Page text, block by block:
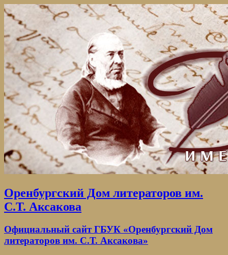
Оренбургский Дом литераторов им.
С.Т. Аксакова
Официальный сайт ГБУК «Оренбургский Дом
литераторов им. С.Т. Аксакова»